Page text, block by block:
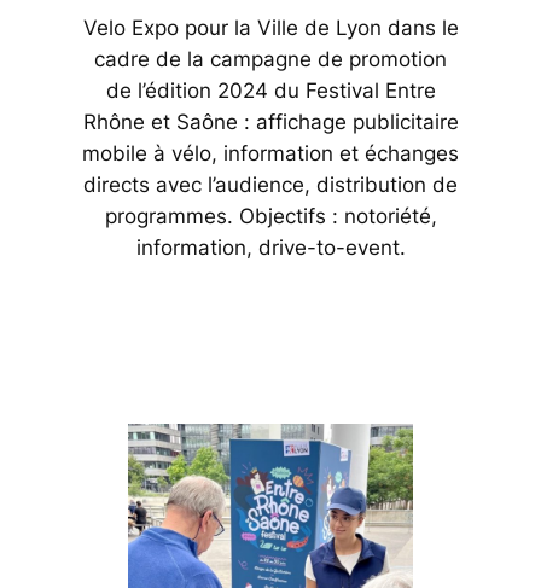
Velo Expo pour la Ville de Lyon dans le
cadre de la campagne de promotion
de l’édition 2024 du Festival Entre
Rhône et Saône : affichage publicitaire
mobile à vélo, information et échanges
directs avec l’audience, distribution de
programmes. Objectifs : notoriété,
information, drive-to-event.